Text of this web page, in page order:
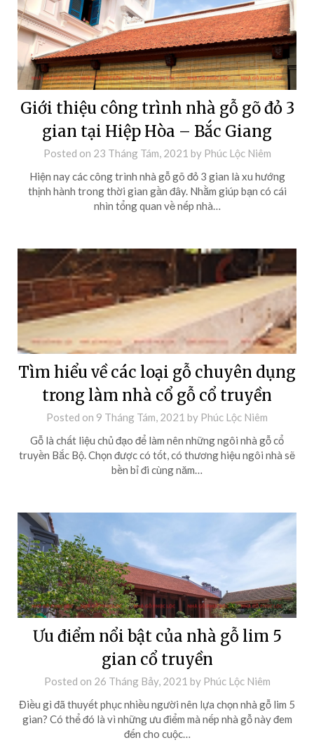
Giới thiệu công trình nhà gỗ gõ đỏ 3
gian tại Hiệp Hòa – Bắc Giang
Posted on 23 Tháng Tám, 2021 by Phúc Lộc Niêm
Hiện nay các công trình nhà gỗ gõ đỏ 3 gian là xu hướng
thịnh hành trong thời gian gần đây. Nhằm giúp bạn có cái
nhìn tổng quan về nếp nhà…
Tìm hiểu về các loại gỗ chuyên dụng
trong làm nhà cổ gỗ cổ truyền
Posted on 9 Tháng Tám, 2021 by Phúc Lộc Niêm
Gỗ là chất liệu chủ đạo để làm nên những ngôi nhà gỗ cổ
truyền Bắc Bộ. Chọn được có tốt, có thương hiệu ngôi nhà sẽ
bền bỉ đi cùng năm…
Ưu điểm nổi bật của nhà gỗ lim 5
gian cổ truyền
Posted on 26 Tháng Bảy, 2021 by Phúc Lộc Niêm
Điều gì đã thuyết phục nhiều người nên lựa chọn nhà gỗ lim 5
gian? Có thể đó là vì những ưu điểm mà nếp nhà gỗ này đem
đến cho cuộc…